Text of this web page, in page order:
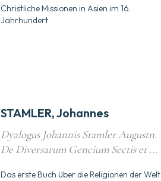
Christliche Missionen in Asien im 16.
Jahrhundert
STAMLER, Johannes
Dyalogus Johannis Stamler Augustn.
De Diversarum Gencium Sectis et ...
Das erste Buch über die Religionen der Welt